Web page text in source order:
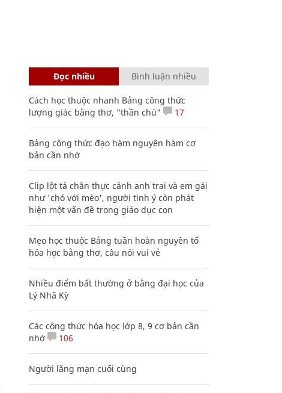
Đọc nhiều Bình luận nhiều
Cách học thuộc nhanh Bảng công thức
lượng giác bằng thơ, "thần chú"
17
Bảng công thức đạo hàm nguyên hàm cơ
bản cần nhớ
Clip lột tả chân thực cảnh anh trai và em gái
như 'chó với mèo', người tinh ý còn phát
hiện một vấn đề trong giáo dục con
Mẹo học thuộc Bảng tuần hoàn nguyên tố
hóa học bằng thơ, câu nói vui vẻ
Nhiều điểm bất thường ở bằng đại học của
Lý Nhã Kỳ
Các công thức hóa học lớp 8, 9 cơ bản cần
nhớ
106
Người lãng mạn cuối cùng